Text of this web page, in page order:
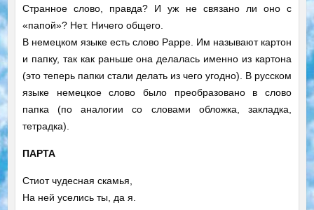
Странное слово, правда? И уж не связано ли оно с
«папой»? Нет. Ничего общего.
В немецком языке есть слово Рарре. Им называют картон
и папку, так как раньше она делалась именно из картона
(это теперь папки стали делать из чего угодно). В русском
языке немецкое слово было преобразовано в слово
папка (по аналогии со словами обложка, закладка,
тетрадка).
ПАРТА
Стиот чудесная скамья,
На ней уселись ты, да я.